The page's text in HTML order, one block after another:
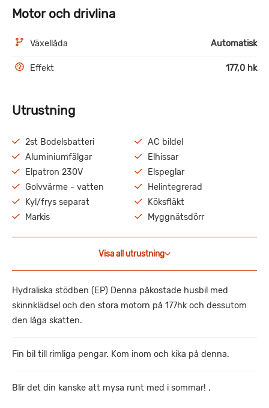
Motor och drivlina
Växellåda Automatisk
Effekt 177,0 hk
Utrustning
2st Bodelsbatteri
AC bildel
Aluminiumfälgar
Elhissar
Elpatron 230V
Elspeglar
Golvvärme - vatten
Helintegrerad
Kyl/frys separat
Köksfläkt
Markis
Myggnätsdörr
Visa all utrustning
Hydraliska stödben (EP) Denna påkostade husbil med
skinnklädsel och den stora motorn på 177hk och dessutom
den låga skatten.
Fin bil till rimliga pengar. Kom inom och kika på denna.
Blir det din kanske att mysa runt med i sommar! .